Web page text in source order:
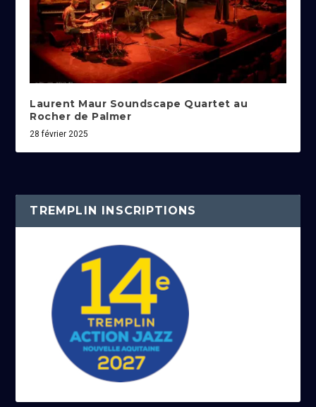
Laurent Maur Soundscape Quartet au
Rocher de Palmer
28 février 2025
TREMPLIN INSCRIPTIONS